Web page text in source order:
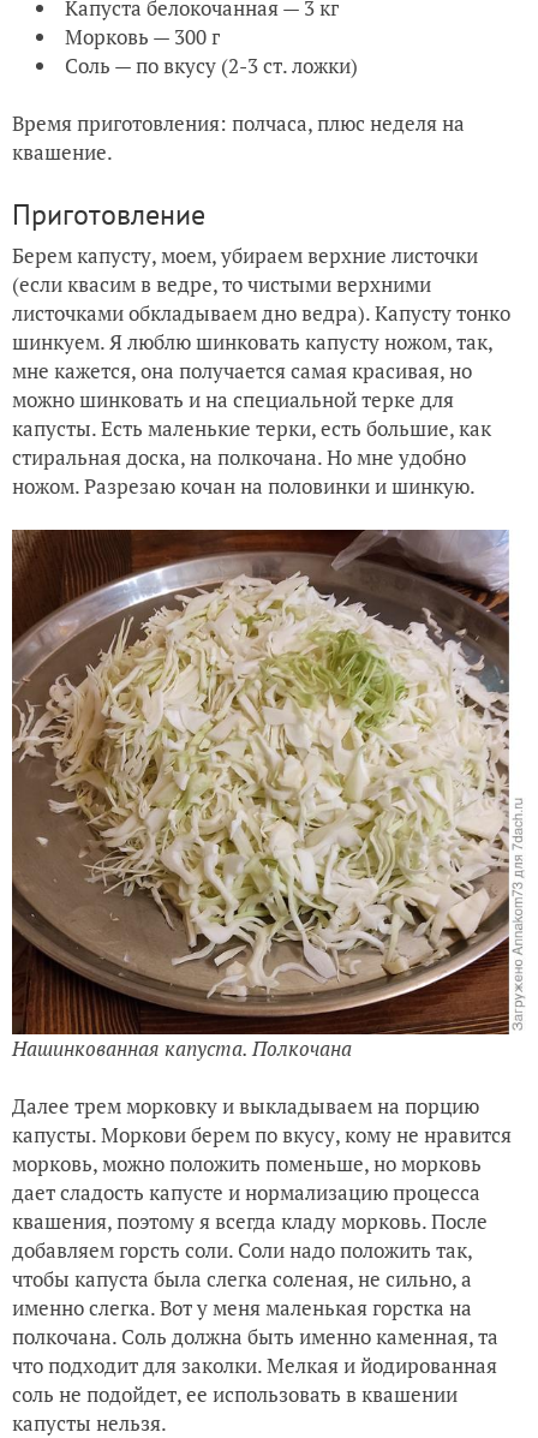
Капуста белокочанная — 3 кг
Морковь — 300 г
Соль — по вкусу (2-3 ст. ложки)
Время приготовления: полчаса, плюс неделя на
квашение.
Приготовление
Берем капусту, моем, убираем верхние листочки
(если квасим в ведре, то чистыми верхними
листочками обкладываем дно ведра). Капусту тонко
шинкуем. Я люблю шинковать капусту ножом, так,
мне кажется, она получается самая красивая, но
можно шинковать и на специальной терке для
капусты. Есть маленькие терки, есть большие, как
стиральная доска, на полкочана. Но мне удобно
ножом. Разрезаю кочан на половинки и шинкую.
Нашинкованная капуста. Полкочана
Далее трем морковку и выкладываем на порцию
капусты. Моркови берем по вкусу, кому не нравится
морковь, можно положить поменьше, но морковь
дает сладость капусте и нормализацию процесса
квашения, поэтому я всегда кладу морковь. После
добавляем горсть соли. Соли надо положить так,
чтобы капуста была слегка соленая, не сильно, а
именно слегка. Вот у меня маленькая горстка на
полкочана. Соль должна быть именно каменная, та
что подходит для заколки. Мелкая и йодированная
соль не подойдет, ее использовать в квашении
капусты нельзя.